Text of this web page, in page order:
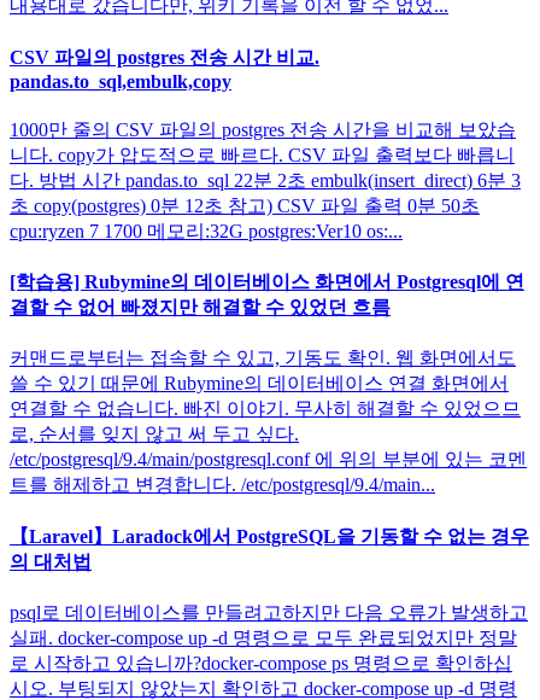
내용대로 갔습니다만, 위키 기록을 이전 할 수 없었...
CSV 파일의 postgres 전송 시간 비교.
pandas.to_sql,embulk,copy
1000만 줄의 CSV 파일의 postgres 전송 시간을 비교해 보았습
니다. copy가 압도적으로 빠르다. CSV 파일 출력보다 빠릅니
다. 방법 시간 pandas.to_sql 22분 2초 embulk(insert_direct) 6분 3
초 copy(postgres) 0분 12초 참고) CSV 파일 출력 0분 50초
cpu:ryzen 7 1700 메모리:32G postgres:Ver10 os:...
[학습용] Rubymine의 데이터베이스 화면에서 Postgresql에 연
결할 수 없어 빠졌지만 해결할 수 있었던 흐름
커맨드로부터는 접속할 수 있고, 기동도 확인. 웹 화면에서도
쓸 수 있기 때문에 Rubymine의 데이터베이스 연결 화면에서
연결할 수 없습니다. 빠진 이야기. 무사히 해결할 수 있었으므
로, 순서를 잊지 않고 써 두고 싶다.
/etc/postgresql/9.4/main/postgresql.conf 에 위의 부분에 있는 코멘
트를 해제하고 변경합니다. /etc/postgresql/9.4/main...
【Laravel】Laradock에서 PostgreSQL을 기동할 수 없는 경우
의 대처법
psql로 데이터베이스를 만들려고하지만 다음 오류가 발생하고
실패. docker-compose up -d 명령으로 모두 완료되었지만 정말
로 시작하고 있습니까?docker-compose ps 명령으로 확인하십
시오. 부팅되지 않았는지 확인하고 docker-compose up -d 명령